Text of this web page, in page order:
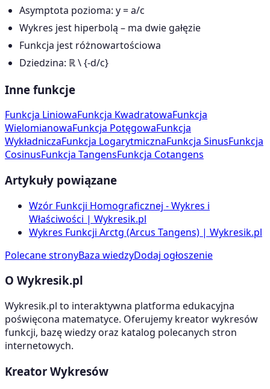
Asymptota pozioma: y = a/c
Wykres jest hiperbolą – ma dwie gałęzie
Funkcja jest różnowartościowa
Dziedzina: ℝ \ {-d/c}
Inne funkcje
Funkcja LiniowaFunkcja KwadratowaFunkcja
WielomianowaFunkcja PotęgowaFunkcja
WykładniczaFunkcja LogarytmicznaFunkcja SinusFunkcja
CosinusFunkcja TangensFunkcja Cotangens
Artykuły powiązane
Wzór Funkcji Homograficznej - Wykres i
Właściwości | Wykresik.pl
Wykres Funkcji Arctg (Arcus Tangens) | Wykresik.pl
Polecane stronyBaza wiedzyDodaj ogłoszenie
O Wykresik.pl
Wykresik.pl to interaktywna platforma edukacyjna
poświęcona matematyce. Oferujemy kreator wykresów
funkcji, bazę wiedzy oraz katalog polecanych stron
internetowych.
Kreator Wykresów